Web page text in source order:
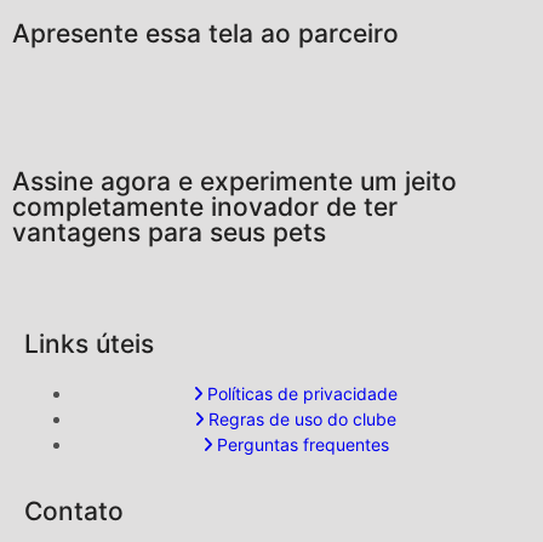
Apresente essa tela ao parceiro
Assine agora e experimente um jeito
completamente inovador de ter
vantagens para seus pets
Links úteis
Políticas de privacidade
Regras de uso do clube
Perguntas frequentes
Contato